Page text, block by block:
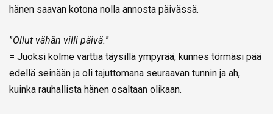
hänen saavan kotona nolla annosta päivässä.
”Ollut vähän villi päivä.”
= Juoksi kolme varttia täysillä ympyrää, kunnes törmäsi pää
edellä seinään ja oli tajuttomana seuraavan tunnin ja ah,
kuinka rauhallista hänen osaltaan olikaan.